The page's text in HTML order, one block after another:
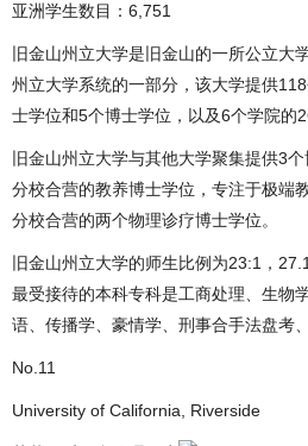
亚洲学生数目：6,751
旧金山州立大学是旧金山的一所公立大
州立大学系统的一部分，该大学提供
士学位和5个博士学位，以及6个学院的
旧金山州立大学与其他大学聚集提供3
分校合营的教养博士学位，专注于极端
分校合营的两个物理诊疗博士学位。
旧金山州立大学的师生比例为23:1，
最受接待的本科专科是工商处理、生物
语、传播学、豪情学、刑事合手法盘考
No.11
University of California, Riverside